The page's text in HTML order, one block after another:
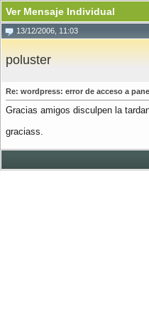
Ver Mensaje Individual
13/12/2006, 11:03
poluster
Re: wordpress: error de acceso a
Gracias amigos disculpen la
graciass.